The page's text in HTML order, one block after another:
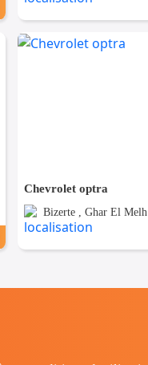
Chevrolet optra
Bizerte , Ghar El Melh